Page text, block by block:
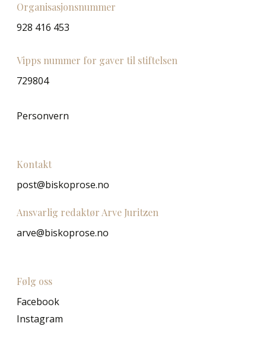
Organisasjonsnummer
928 416 453
Vipps nummer for gaver til stiftelsen
729804
Personvern
Kontakt
post@biskoprose.no
Ansvarlig redaktør Arve Juritzen
arve@biskoprose.no
Følg oss
Facebook
Instagram